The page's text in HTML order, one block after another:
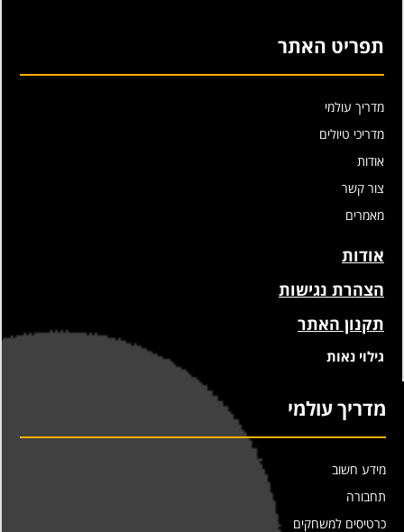
תפריט האתר
מדריך עולמי
מדריכי טיולים
אודות
צור קשר
מאמרים
אודות
הצהרת נגישות
תקנון האתר
גילוי נאות
מדריך עולמי
מידע חשוב
תחבורה
כרטיסים למשחקים